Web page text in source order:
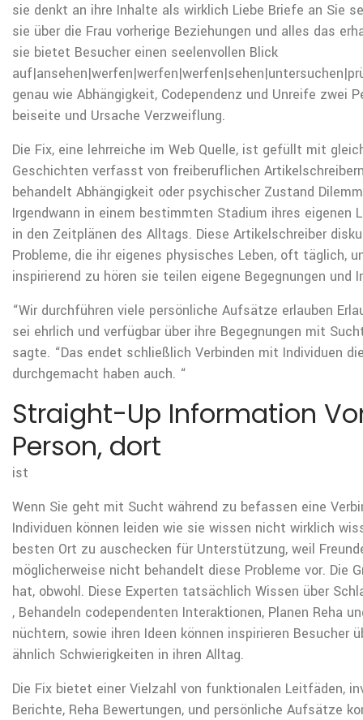
sie denkt an ihre Inhalte als wirklich Liebe Briefe an Sie
sie über die Frau vorherige Beziehungen und alles das
sie bietet Besucher einen seelenvollen Blick
genau wie Abhängigkeit, Codependenz und Unreife zwei
beiseite und Ursache Verzweiflung.
Die Fix, eine lehrreiche im Web Quelle, ist gefüllt mit
Geschichten verfasst von freiberuflichen
behandelt Abhängigkeit oder psychischer Zustand
Irgendwann in einem bestimmten Stadium ihres eigenen
in den Zeitplänen des Alltags. Diese Artikelschreiber
Probleme, die ihr eigenes physisches Leben, oft täglich,
inspirierend zu hören sie teilen eigene Begegnungen und
“Wir durchführen viele persönliche Aufsätze erlauben
sei ehrlich und verfügbar über ihre Begegnungen mit
sagte. “Das endet schließlich Verbinden mit Individuen
durchgemacht haben auch. “
Straight-Up Information
Person, dort
ist
Wenn Sie geht mit Sucht während zu befassen eine
Individuen können leiden wie sie wissen nicht wirklich
besten Ort zu auschecken für Unterstützung, weil
möglicherweise nicht behandelt diese Probleme vor. Die
hat, obwohl. Diese Experten tatsächlich Wissen über
, Behandeln codependenten Interaktionen, Planen Reha
nüchtern, sowie ihren Ideen können inspirieren Besucher
ähnlich Schwierigkeiten in ihren Alltag.
Die Fix bietet einer Vielzahl von funktionalen Leitfäden,
Berichte, Reha Bewertungen, und persönliche Aufsätze